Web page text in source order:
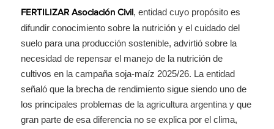
FERTILIZAR Asociación Civil, entidad cuyo propósito es
difundir conocimiento sobre la nutrición y el cuidado del
suelo para una producción sostenible, advirtió sobre la
necesidad de repensar el manejo de la nutrición de
cultivos en la campaña soja-maíz 2025/26. La entidad
señaló que la brecha de rendimiento sigue siendo uno de
los principales problemas de la agricultura argentina y que
gran parte de esa diferencia no se explica por el clima,